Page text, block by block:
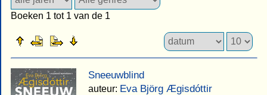
Boeken 1 tot 1 van de 1
Sneeuwblind
auteur: Eva Björg Ægisdóttir